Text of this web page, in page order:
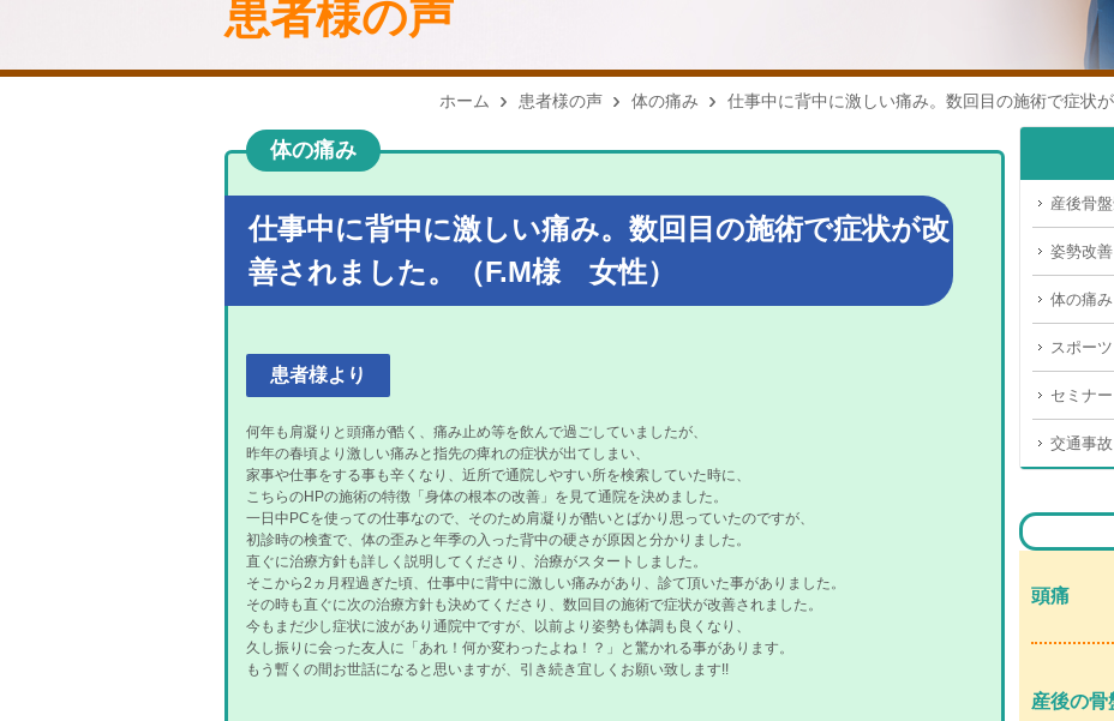
患者様の声
ホーム 患者様の声 体の痛み 仕事中に背中に激しい痛み。数回目の施術で症状
体の痛み
仕事中に背中に激しい痛み。数回目の施術で症状が改
善されました。（F.M様 女性）
患者様より
何年も肩凝りと頭痛が酷く、痛み止め等を飲んで過ごしていましたが、
昨年の春頃より激しい痛みと指先の痺れの症状が出てしまい、
家事や仕事をする事も辛くなり、近所で通院しやすい所を検索していた時に、
こちらのHPの施術の特徴「身体の根本の改善」を見て通院を決めました。
一日中PCを使っての仕事なので、そのため肩凝りが酷いとばかり思っていたのですが、
初診時の検査で、体の歪みと年季の入った背中の硬さが原因と分かりました。
直ぐに治療方針も詳しく説明してくださり、治療がスタートしました。
そこから2ヵ月程過ぎた頃、仕事中に背中に激しい痛みがあり、診て頂いた事がありました。
その時も直ぐに次の治療方針も決めてくださり、数回目の施術で症状が改善されました。
今もまだ少し症状に波があり通院中ですが、以前より姿勢も体調も良くなり、
久し振りに会った友人に「あれ！何か変わったよね！？」と驚かれる事があります。
もう暫くの間お世話になると思いますが、引き続き宜しくお願い致します!!
産後骨
姿勢改善
体の痛み
スポーツ
セミナー
交通事故
頭痛
産後の骨